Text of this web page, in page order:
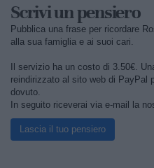
Scrivi un pensiero
Pubblica una frase per ricordare
alla sua famiglia e ai suoi cari.
Il servizio ha un costo di 3.50€.
reindirizzato al sito web di PayPal
dovuto.
In seguito riceverai via e-mail la
Lascia il tuo pensiero